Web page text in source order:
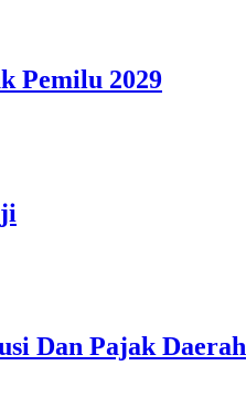
Pemilu 2029
Dan Pajak Daerah